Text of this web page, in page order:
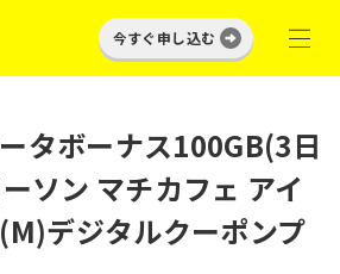
今すぐ申し込む
タボーナス100GB(3日
ソン マチカフェ アイ
デジタルクーポンプ